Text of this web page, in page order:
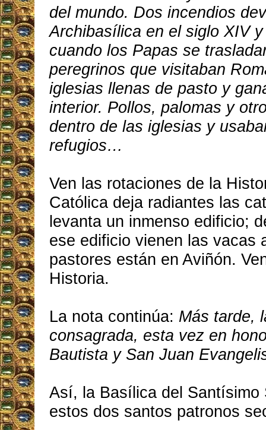
del mundo. Dos incendios
Archibasílica en el siglo XIV
cuando los Papas se
peregrinos que visitaban
iglesias llenas de pasto y
interior. Pollos, palomas y
dentro de las iglesias y
refugios…
Ven las rotaciones de la
Católica deja radiantes las
levanta un inmenso edificio;
ese edificio vienen las vacas
pastores están en Aviñón.
Historia.
La nota continúa: Más tarde,
consagrada, esta vez en
Bautista y San Juan
Así, la Basílica del Santísimo
estos dos santos patronos